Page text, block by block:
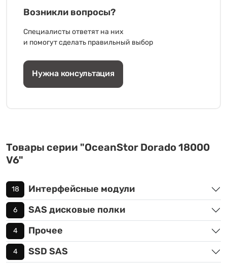
Возникли вопросы?
Специалисты ответят на них
и помогут сделать правильный выбор
Нужна консультация
Товары серии "OceanStor Dorado 18000
V6"
18 Интерфейсные модули
6 SAS дисковые полки
4 Прочее
4 SSD SAS